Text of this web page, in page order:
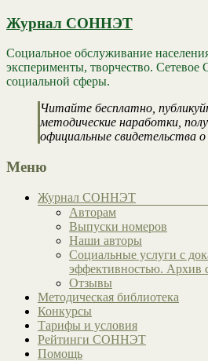
Журнал СОННЭТ
Социальное обслуживание
эксперименты, творчество.
социальной сферы.
Читайте бесплатно,
методические наработки,
официальные свидетельства о
Меню
Журнал СОННЭТ
Авторам
Выпуски номеров
Наши авторы
Социальные услуги с
эффективностью. Архив
Отзывы
Методическая библиотека
Конкурсы
Тарифы и условия
Рейтинги СОННЭТ
Помощь